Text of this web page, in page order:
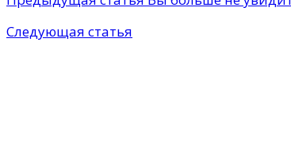
Следующая статья